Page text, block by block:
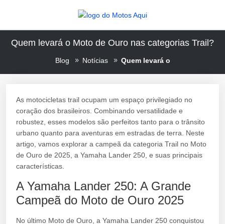
Quem levará o Moto de Ouro nas categorias Trail?
Blog Notícias Quem levará o
As motocicletas trail ocupam um espaço privilegiado no
coração dos brasileiros. Combinando versatilidade e
robustez, esses modelos são perfeitos tanto para o trânsito
urbano quanto para aventuras em estradas de terra. Neste
artigo, vamos explorar a campeã da categoria Trail no Moto
de Ouro de 2025, a Yamaha Lander 250, e suas principais
características.
A Yamaha Lander 250: A Grande
Campeã do Moto de Ouro 2025
No último Moto de Ouro, a Yamaha Lander 250 conquistou